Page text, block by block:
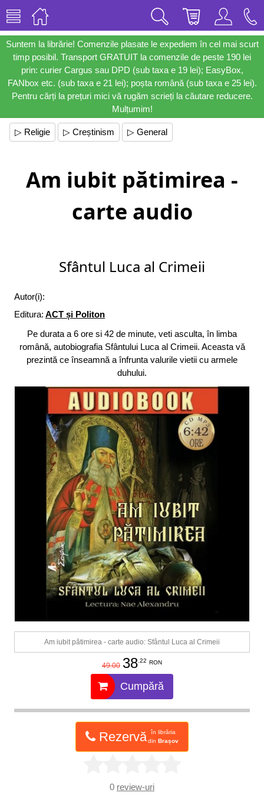
Suntem la librărie! Comenzile plasate le expediem în cel mai scurt
timp posibil. Transport GRATUIT la comenzile de peste 190 lei
prin: curier Cargus sau DPD (sub taxa e 19 lei); EasyBox,
FANbox etc. (sub taxa e 21 lei); poșta română (sub taxa e 25 lei).
Pentru cărți la prețuri mici vă rugăm scrieți la căutare reducere.
Mulțumim!
▷ Religie ▷ Creștinism ▷ General
Am iubit pătimirea -
carte audio
Sfântul Luca al Crimeii
Autor(i):
Editura: ACT și Politon
Pe durata a 6 ore si 42 de minute, veti asculta, în limba
română, autobiografia Sfântului Luca al Crimeii. Aceasta vă
prezintă ce înseamnă a înfrunta valurile vietii cu armele
duhului.
Am iubit pătimirea - carte audio: Sfântul Luca al Crimeii
49.00 38.22 RON
Cumpără
Rezervă
în librăria
din Brașov
0 review-uri